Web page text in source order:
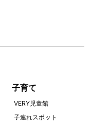
子育て
VERY児童館
子連れスポット